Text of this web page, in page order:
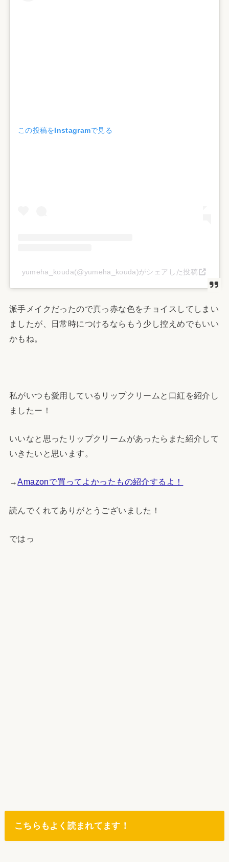
この投稿をInstagramで見る
yumeha_kouda(@yumeha_kouda)がシェアした投稿
派手メイクだったので真っ赤な色をチョイスしてしまい
ましたが、日常時につけるならもう少し控えめでもいい
かもね。
私がいつも愛用しているリップクリームと口紅を紹介し
ましたー！
いいなと思ったリップクリームがあったらまた紹介して
いきたいと思います。
→Amazonで買ってよかったもの紹介するよ！
読んでくれてありがとうございました！
ではっ
こちらもよく読まれてます！